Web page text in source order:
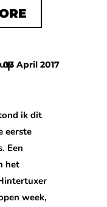
|
03 April 2017
ik dit
eerste
Een
het
week,